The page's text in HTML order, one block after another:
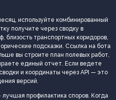
используйте комбинированный
получите через сводку в
транспортных коридоров,
подсказки. Ссылка на бота
вы строите план полевых работ,
единый отчет. Если ведете
и координаты через API — это
версий.
профилактика споров. Когда